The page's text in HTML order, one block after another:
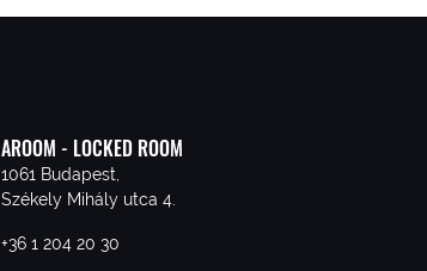
AROOM - LOCKED ROOM
1061 Budapest,
Székely Mihály utca 4.
+36 1 204 20 30